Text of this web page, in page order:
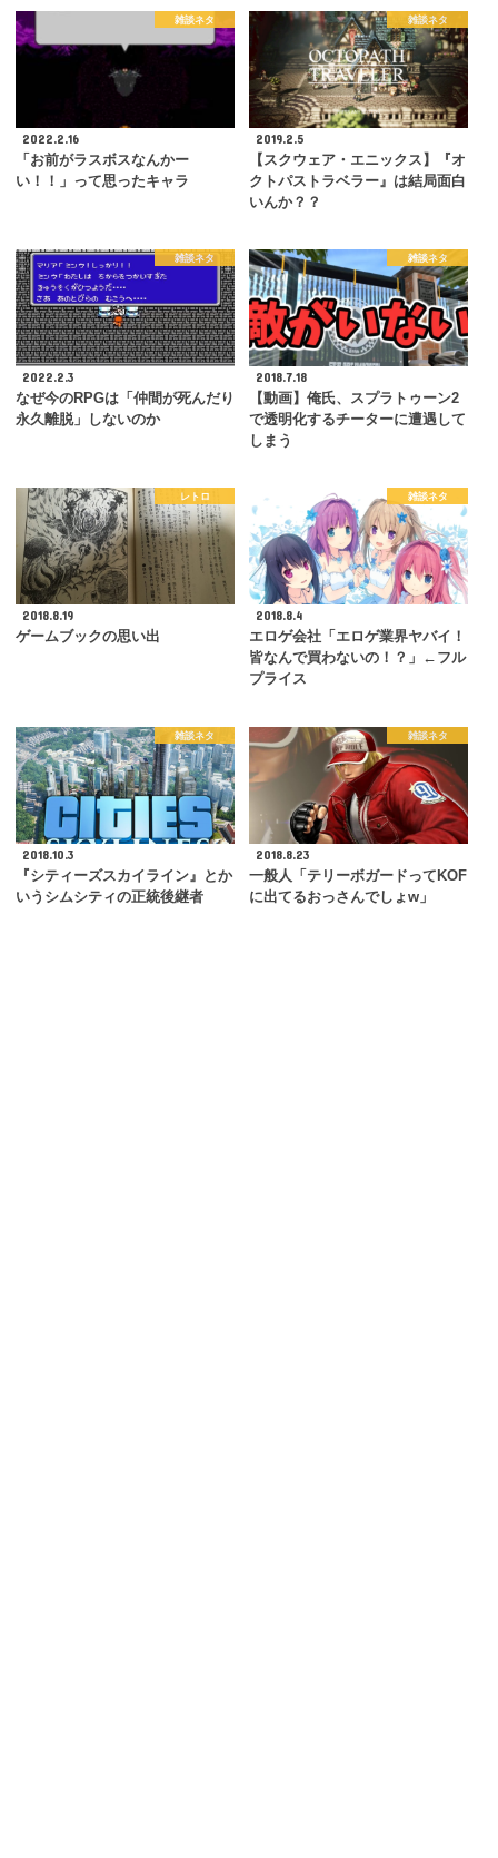
雑談ネタ
2022.2.16
「お前がラスボスなんかー
い！！」って思ったキャラ
雑談ネタ
2019.2.5
【スクウェア・エニックス】『オ
クトパストラベラー』は結局面白
いんか？？
雑談ネタ
2022.2.3
なぜ今のRPGは「仲間が死んだり
永久離脱」しないのか
雑談ネタ
2018.7.18
【動画】俺氏、スプラトゥーン2
で透明化するチーターに遭遇して
しまう
レトロ
2018.8.19
ゲームブックの思い出
雑談ネタ
2018.8.4
エロゲ会社「エロゲ業界ヤバイ！
皆なんで買わないの！？」←フル
プライス
雑談ネタ
2018.10.3
『シティーズスカイライン』とか
いうシムシティの正統後継者
雑談ネタ
2018.8.23
一般人「テリーボガードってKOF
に出てるおっさんでしょw」